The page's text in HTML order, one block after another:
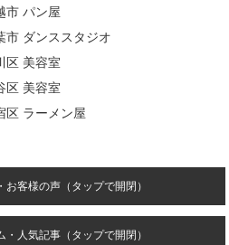
市 パン屋
市 ダンススタジオ
区 美容室
区 美容室
区 ラーメン屋
客様の声（タップで開閉）
人気記事（タップで開閉）